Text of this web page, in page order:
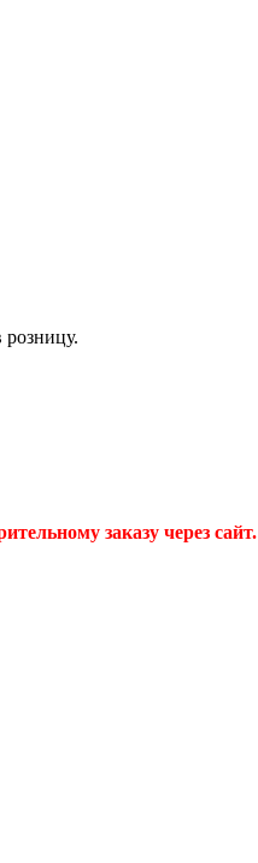
заказу через сайт.